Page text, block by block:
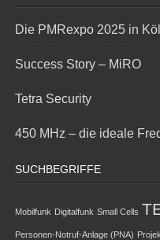
Die PMRexpo 2025 in
Success Story – MiRO
Tetra Security
450 MHz – die ideale
SUCHBEGRIFFE
Mobilfunk Digitalfunk Small Cells
Personen-Notruf-Anlage (PNA)